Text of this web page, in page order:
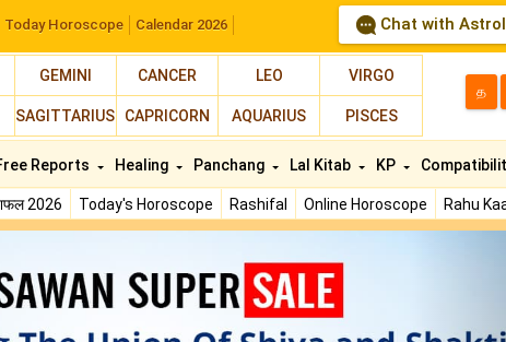
Today Horoscope Calendar 2026 Chat with
GEMINI CANCER LEO VIRGO
SAGITTARIUS CAPRICORN AQUARIUS PISCES
த
2026 Today's Horoscope Rashifal Online Horoscope Rahu
Reports Healing Panchang Lal Kitab KP